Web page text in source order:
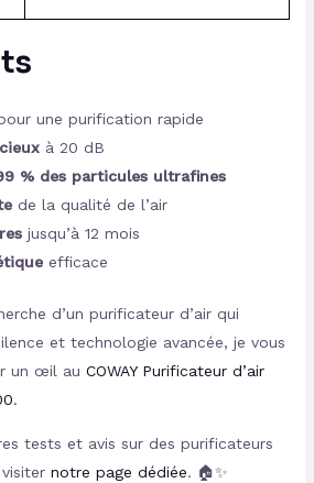
une purification rapide
à 20 dB
% des particules ultrafines
de la qualité de l’air
jusqu’à 12 mois
efficace
d’un purificateur d’air qui
et technologie avancée, je vous
un œil au COWAY Purificateur d’air
.
tests et avis sur des purificateurs
visiter notre page dédiée. 🏠✨